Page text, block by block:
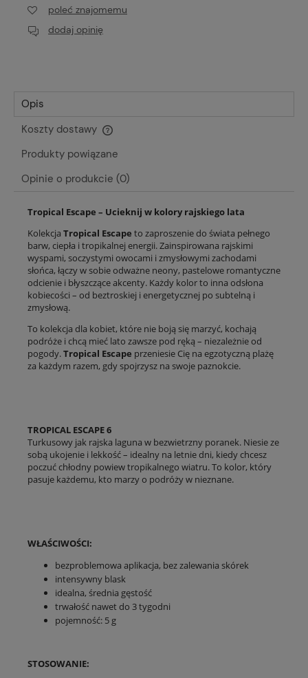
poleć znajomemu
dodaj opinię
Opis
Koszty dostawy
Cena nie zawiera ewentualnych kosztów płatności
Produkty powiązane
Opinie o produkcie (0)
Tropical Escape – Ucieknij w kolory rajskiego lata
Kolekcja Tropical Escape to zaproszenie do świata pełnego
barw, ciepła i tropikalnej energii. Zainspirowana rajskimi
wyspami, soczystymi owocami i zmysłowymi zachodami
słońca, łączy w sobie odważne neony, pastelowe romantyczne
odcienie i błyszczące akcenty. Każdy kolor to inna odsłona
kobiecości – od beztroskiej i energetycznej po subtelną i
zmysłową.
To kolekcja dla kobiet, które nie boją się marzyć, kochają
podróże i chcą mieć lato zawsze pod ręką – niezależnie od
pogody.Tropical Escape przeniesie Cię na egzotyczną plażę
za każdym razem, gdy spojrzysz na swoje paznokcie.
TROPICAL ESCAPE 6
Turkusowy jak rajska laguna w bezwietrzny poranek. Niesie ze
sobą ukojenie i lekkość – idealny na letnie dni, kiedy chcesz
poczuć chłodny powiew tropikalnego wiatru. To kolor, który
pasuje każdemu, kto marzy o podróży w nieznane.
WŁAŚCIWOŚCI:
bezproblemowa aplikacja, bez zalewania skórek
intensywny blask
idealna, średnia gęstość
trwałość nawet do 3 tygodni
pojemność: 5 g
STOSOWANIE: